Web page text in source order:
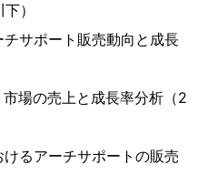
）
サポート販売動向と成長
場の売上と成長率分析（2
るアーチサポートの販売